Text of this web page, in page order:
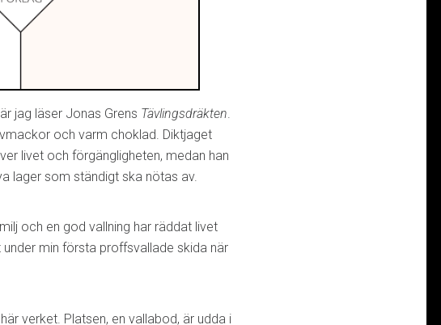
jag läser Jonas Grens Tävlingsdräkten.
och varm choklad. Diktjaget
livet och förgängligheten, medan han
lager som ständigt ska nötas av.
och en god vallning har räddat livet
min första proffsvallade skida när
verket. Platsen, en vallabod, är udda i